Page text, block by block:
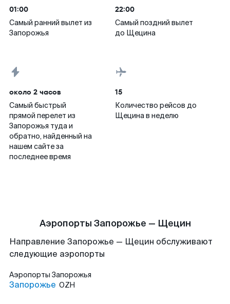
01:00
Самый ранний вылет из
Запорожья
22:00
Самый поздний вылет
до Щецина
около 2 часов
Самый быстрый
прямой перелет из
Запорожья туда и
обратно, найденный на
нашем сайте за
последнее время
15
Количество рейсов до
Щецина в неделю
Аэропорты Запорожье — Щецин
Направление Запорожье — Щецин обслуживают
следующие аэропорты
Аэропорты Запорожья
Запорожье OZH